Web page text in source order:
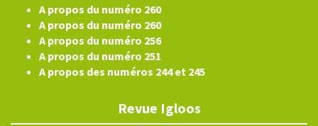
A propos du numéro 260
A propos du numéro 260
A propos du numéro 256
A propos du numéro 251
A propos des numéros 244 et 245
Revue Igloos